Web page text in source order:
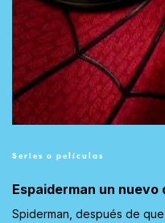
Series o películas
Espaiderman un nuevo
Spiderman, después de